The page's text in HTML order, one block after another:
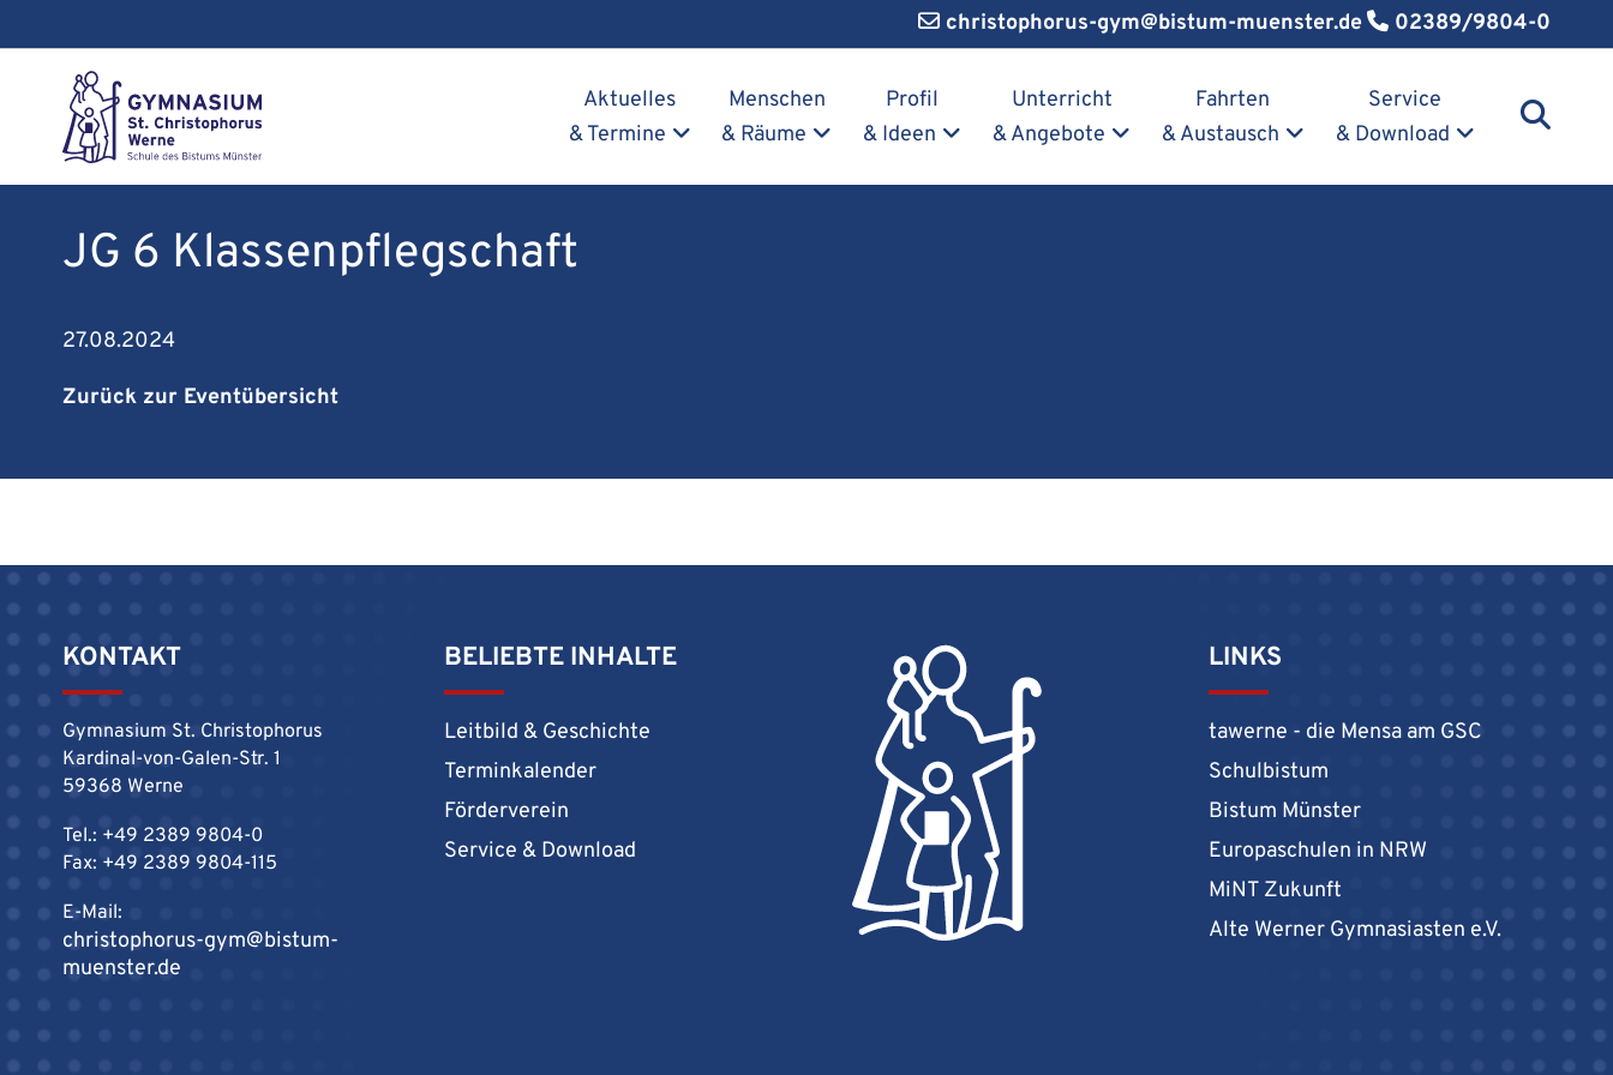
christophorus-gym@bistum-muenster.de
02389/9804-0
Aktuelles
& Termine
Menschen
& Räume
Profil
& Ideen
Unterricht
& Angebote
Fahrten
& Austausch
Service
& Download
JG 6 Klassenpflegschaft
27.08.2024
Zurück zur Eventübersicht
KONTAKT
Gymnasium St. Christophorus
Kardinal-von-Galen-Str. 1
59368 Werne
Tel.: +49 2389 9804-0
Fax: +49 2389 9804-115
E-Mail:
christophorus-gym@bistum-
muenster.de
BELIEBTE INHALTE
Leitbild & Geschichte
Terminkalender
Förderverein
Service & Download
LINKS
tawerne - die Mensa am GSC
Schulbistum
Bistum Münster
Europaschulen in NRW
MiNT Zukunft
Alte Werner Gymnasiasten e.V.